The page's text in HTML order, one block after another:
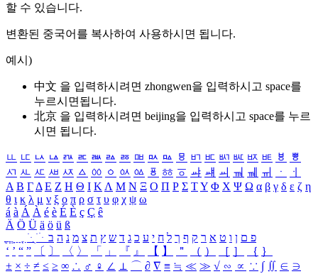
할 수 있습니다.
변환된 중국어를 복사하여 사용하시면 됩니다.
예시)
中文 을 입력하시려면 zhongwen을 입력하시고 space를
누르시면됩니다.
北京 을 입력하시려면 beijing을 입력하시고 space를 누르
시면 됩니다.
ㅥ ㅦ ㅧ ㅨ ㅩ ㅪ ㅫ ㅬ ㅭ ㅮ ㅯ ㅰ ㅱ ㅲ ㅳ ㅴ ㅵ ㅶ ㅷ ㅸ
ㅹ
ㅺ ㅻ ㅼ ㅽ ㅾ ㅿ ㆀ ㆁ ㆂ ㆃ ㆄ ㆅ ㆆ ㆇ ㆈ ㆉ ㆊ ㆋ ㆌ ㆍ
ㆎ
Α Β ΓΔ Ε Ζ Η Θ Ι ΚΛ Μ Ν Ξ Ο Π Ρ Σ ΤΥ Φ Χ Ψ Ω α β γ δ ε ζ η
θ ι κ λ μ ν ξ ο π ρ σ τ υ φ χ ψ ω
á à Á À é è É È ç Ç ê
Ä Ö Ü ä ö ü ß
ִֶֹ ֻּ ׁׂ פ ם ן ו ט א ר ק ף ך ל ח י ע כ ג ד ש ץ ת צ מ נ ה ב
‘ ’ “ ” 〔 〕 〈 〉 「 」 『 』 【 】 ＂ （ ） ［ ］ ｛ ｝
± × ÷ ≠ ≤ ≥ ∞ ∴ ♂ ♀ ∠ ⊥ ⌒ ∂ ∇ ≡ ≒ ≪ ≫ √ ∽ ∝ ∵ ∫ ∬ ∈ ∋